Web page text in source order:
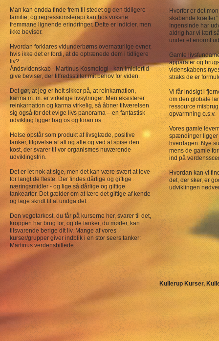
Man kan endda finde frem til stedet og den tidligere
familie, og regressionsterapi kan hos voksne
fremmane lignende erindringer. Dette er indicier, men
ikke beviser.
Hvordan forklares vidunderbørns overnaturlige evner,
hvis ikke det er fordi, at de optrænede dem i tidligere
liv?
Åndsvidenskab - Martinus Kosmologi - kan imidlertid
give beviser, der tilfredsstiller mit behov for viden.
Det gør, at jeg er helt sikker på, at reinkarnation,
karma m. m. er virkelige livsytringer. Men eksisterer
reinkarnation og karma virkelig, så åbner tilværelsen
sig også for det evige livs panorama – en fantastisk
udvikling ligger bag os og foran os.
Helse opstår som produkt af livsglæde, positive
tanker, tilgivelse af alt og alle og ved at spise den
kost, der svarer til vor organismes nuværende
udviklingstrin.
Det er let nok at sige, men det kan være svært at leve
for langt de fleste. Der findes dårlige og giftige
næringsmidler - og lige så dårlige og giftige
tankearter. Det gælder om at lære det giftige af kende
og tage skridt til at undgå det.
Den vegetarkost, du får på kurserne her, svarer til det,
kroppen har brug for, og de tanker, du møder, kan
tilsvarende berige dit liv. Mange af vores
kurser/grupper giver indblik i en stor seers tanker:
Martinus verdensbillede.
Hvorfor er det
skabende
Ingensinde har
aldrig har vi lært
under et enormt
Gamle
apparater og
videnskabens
straks de er
Vi får indsigt i
om den globale
ressource
opvarmning o.s.v.
Vores gamle
spændinger
hverdagen. Nye
mens de gamle
ind på
Hvordan kan vi
det, der sker, er
udviklingen
Kullerup Kurser,